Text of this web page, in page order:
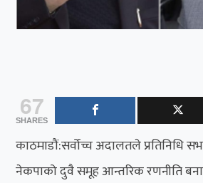
67
SHARES
काठमाडौं:सर्वोच्च अदालतले प्रतिनिधि
नेकपाको दुवै समूह आन्तरिक रणनीति